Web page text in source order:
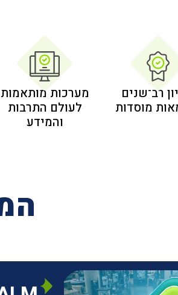
רב־שנים
מוסדות
מערכות מותאמות
לעולם התרבות
והמידע